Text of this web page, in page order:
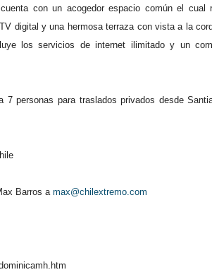
con un acogedor espacio común el cual
digital y una hermosa terraza con vista a la
los servicios de internet ilimitado y un
7 personas para traslados privados desde
Barros a max@chilextremo.com